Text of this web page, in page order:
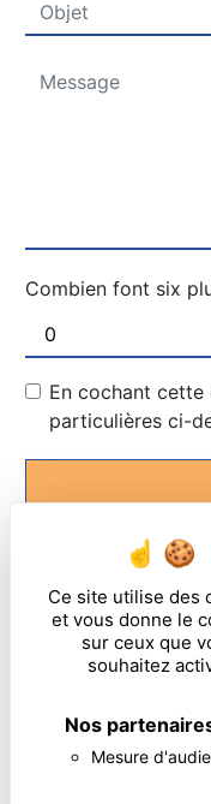
Ce site utilise des
et vous donne le
sur ceux que
souhaitez
Nos
Mesure
Combien font six
En cochant
particulières ci-
** Les données
de vous contacter et sont
sont destinées à et ses
votre message. Les
seuls destinataires
rectification,
retrait de votre
réclamation auprès
sort de vos données
voie postale à l'adresse
justificatif d'identité
données pendant la
de prescription légale
contentieux. Consultez le